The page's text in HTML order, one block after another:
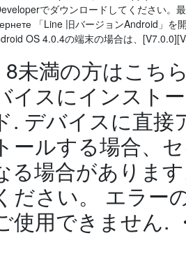
でダウンロードしてください。
「Line 旧バージョンAndroid」
OS 4.0.4の端末の場合は、
未満の方はこち
イスにインスト
. デバイスに直接
ールする場合、
る場合がありま
ださい。 エラー
使用できません.